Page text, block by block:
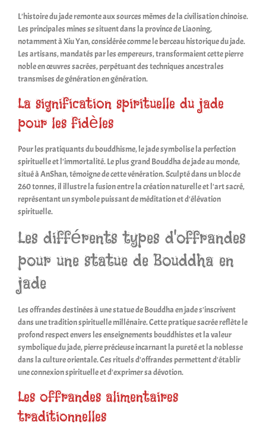
L'histoire du jade remonte aux sources mêmes de la civilisation chinoise.
Les principales mines se situent dans la province de Liaoning,
notamment à Xiu Yan, considérée comme le berceau historique du jade.
Les artisans, mandatés par les empereurs, transformaient cette pierre
noble en œuvres sacrées, perpétuant des techniques ancestrales
transmises de génération en génération.
La signification spirituelle du jade
pour les fidèles
Pour les pratiquants du bouddhisme, le jade symbolise la perfection
spirituelle et l'immortalité. Le plus grand Bouddha de jade au monde,
situé à AnShan, témoigne de cette vénération. Sculpté dans un bloc de
260 tonnes, il illustre la fusion entre la création naturelle et l'art sacré,
représentant un symbole puissant de méditation et d'élévation
spirituelle.
Les différents types d'offrandes
pour une statue de Bouddha en
jade
Les offrandes destinées à une statue de Bouddha en jade s'inscrivent
dans une tradition spirituelle millénaire. Cette pratique sacrée reflète le
profond respect envers les enseignements bouddhistes et la valeur
symbolique du jade, pierre précieuse incarnant la pureté et la noblesse
dans la culture orientale. Ces rituels d'offrandes permettent d'établir
une connexion spirituelle et d'exprimer sa dévotion.
Les offrandes alimentaires
traditionnelles